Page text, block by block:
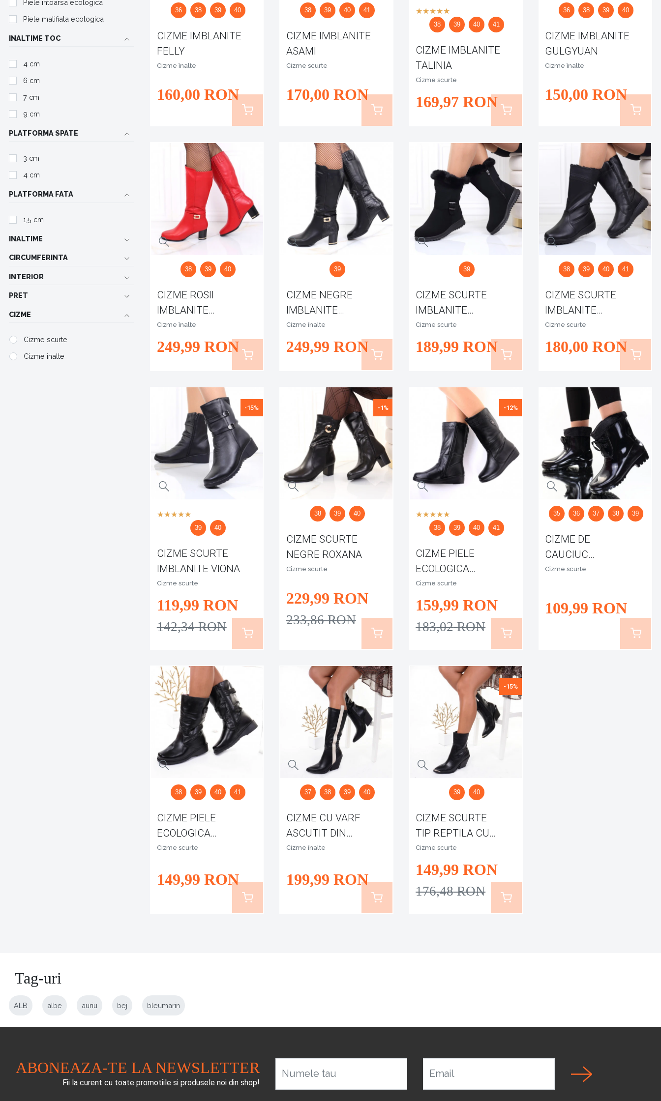
Piele intoarsa ecologica
Piele matifiata ecologica
INALTIME TOC
4 cm
6 cm
7 cm
9 cm
PLATFORMA SPATE
3 cm
4 cm
PLATFORMA FATA
1,5 cm
INALTIME
CIRCUMFERINTA
INTERIOR
PRET
CIZME
Cizme scurte
Cizme înalte
CIZME IMBLANITE
FELLY
Cizme înalte
160,00 RON
36 38 39 40
CIZME IMBLANITE
ASAMI
Cizme scurte
170,00 RON
38 39 40 41
CIZME IMBLANITE
TALINIA
Cizme scurte
169,97 RON
38 39 40 41
CIZME IMBLANITE
GULGYUAN
Cizme înalte
150,00 RON
36 38 39 40
CIZME ROSII
IMBLANITE
SONITA
Cizme înalte
249,99 RON
38 39 40
CIZME NEGRE
IMBLANITE
SONITA
Cizme înalte
249,99 RON
39
CIZME SCURTE
IMBLANITE
STAERA
Cizme scurte
189,99 RON
39
CIZME SCURTE
IMBLANITE
ARENNA
Cizme scurte
180,00 RON
38 39 40 41
-15%
CIZME SCURTE
IMBLANITE VIONA
Cizme scurte
119,99 RON
142,34 RON
39 40
-1%
CIZME SCURTE
NEGRE ROXANA
Cizme scurte
229,99 RON
233,86 RON
38 39 40
-12%
CIZME PIELE
ECOLOGICA
NEZICA
Cizme scurte
159,99 RON
183,02 RON
38 39 40 41
CIZME DE
CAUCIUC
CARMELA
Cizme scurte
109,99 RON
35 36 37 38 39
CIZME PIELE
ECOLOGICA
IMBLANITE SI
Cizme scurte
149,99 RON
38 39 40 41
CIZME CU VARF
ASCUTIT DIN
PIELE ECOLOGICA
Cizme înalte
199,99 RON
37 38 39 40
-15%
CIZME SCURTE
TIP REPTILA CU
VARF ASCUTIT
GIVANA
Cizme scurte
149,99 RON
176,48 RON
39 40
Tag-uri
ALB albe auriu bej bleumarin
ABONEAZA-TE LA NEWSLETTER
Fii la curent cu toate promotiile si produsele noi din shop!
Numele tau Email